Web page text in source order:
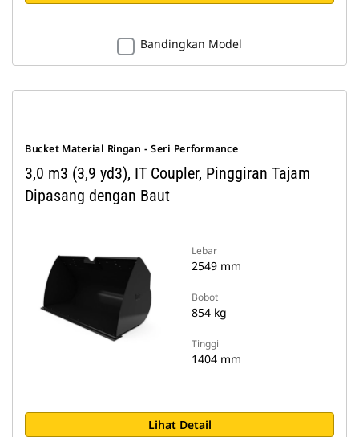
Bandingkan Model
Bucket Material Ringan - Seri Performance
3,0 m3 (3,9 yd3), IT Coupler, Pinggiran Tajam
Dipasang dengan Baut
Lebar
2549 mm
Bobot
854 kg
Tinggi
1404 mm
Lihat Detail